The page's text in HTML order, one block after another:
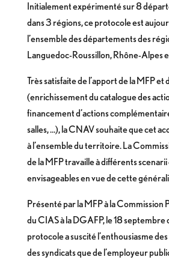
Initialement expérimenté sur 8
dans 3 régions, ce protocole est
l’ensemble des départements des
Languedoc-Roussillon, Rhône-Alpes
Très satisfaite de l’apport de la MFP et
(enrichissement du catalogue des
financement d’actions
salles, …), la CNAV souhaite que cet
à l’ensemble du territoire. La
de la MFP travaille à différents scenarii
envisageables en vue de cette
Présenté par la MFP à la Commission
du CIAS à la DGAFP, le 18 septembre
protocole a suscité l’enthousiasme
des syndicats que de l’employeur